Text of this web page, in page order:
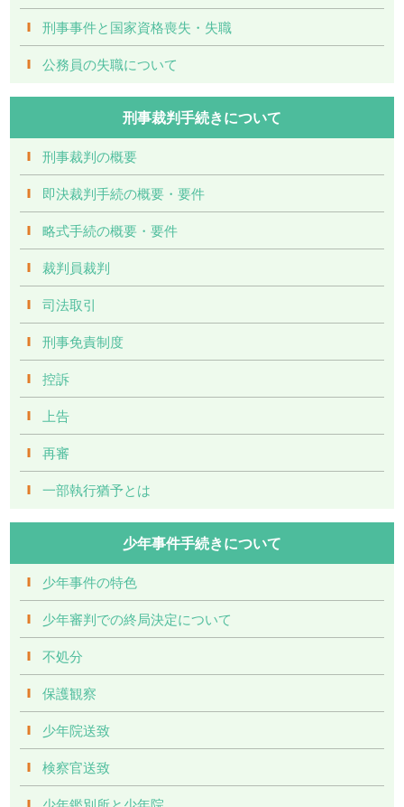
刑事事件と国家資格喪失・失職
公務員の失職について
刑事裁判手続きについて
刑事裁判の概要
即決裁判手続の概要・要件
略式手続の概要・要件
裁判員裁判
司法取引
刑事免責制度
控訴
上告
再審
一部執行猶予とは
少年事件手続きについて
少年事件の特色
少年審判での終局決定について
不処分
保護観察
少年院送致
検察官送致